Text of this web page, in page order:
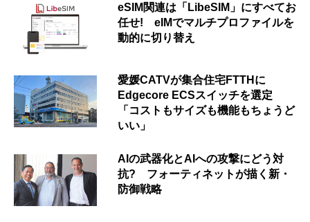
eSIM関連は「LibeSIM」にすべてお
任せ! eIMでマルチプロファイルを
動的に切り替え
愛媛CATVが集合住宅FTTHに
Edgecore ECSスイッチを選定
「コストもサイズも機能もちょうど
いい」
AIの武器化とAIへの攻撃にどう対
抗? フォーティネットが描く新・
防御戦略